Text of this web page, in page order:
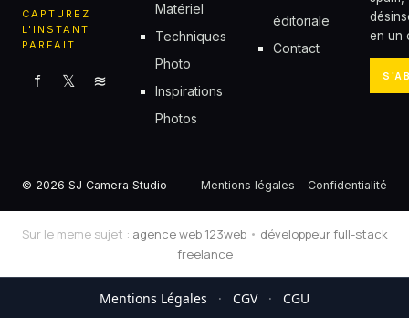
CAPTUREZ
L'INSTANT
PARFAIT
f 𝕏 ≋
Matériel
Techniques
Photo
Inspirations
Photos
éditoriale
Contact
en un
© 2026 SJ Camera Studio Mentions légales Confidentialité
Sur le meme sujet : agence web 123web• développeur full-stack
freelance
Mentions Légales · CGV · CGU